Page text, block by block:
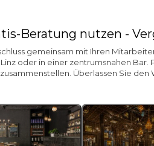
Beratung nutzen -
gemeinsam mit Ihren
oder in einer zentrumsnahen
Überlassen Sie